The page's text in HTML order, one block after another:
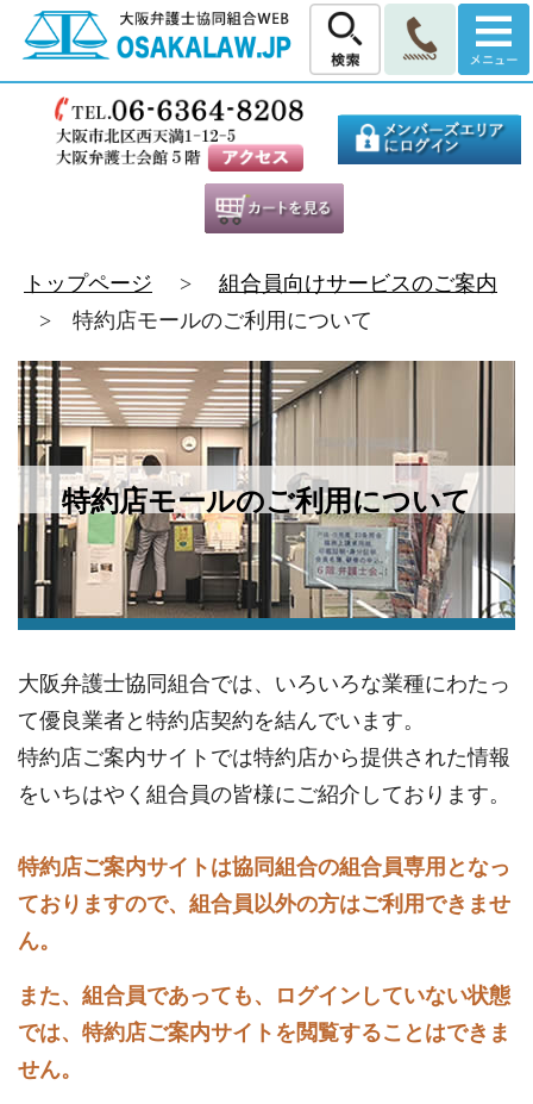
トップページ >
組合員向けサービスのご案内
> 特約店モールのご利用について
特約店モールのご利用について
大阪弁護士協同組合では、いろいろな業種にわたっ
て優良業者と特約店契約を結んでいます。
特約店ご案内サイトでは特約店から提供された情報
をいちはやく組合員の皆様にご紹介しております。
特約店ご案内サイトは協同組合の組合員専用となっ
ておりますので、組合員以外の方はご利用できませ
ん。
また、組合員であっても、ログインしていない状態
では、特約店ご案内サイトを閲覧することはできま
せん。